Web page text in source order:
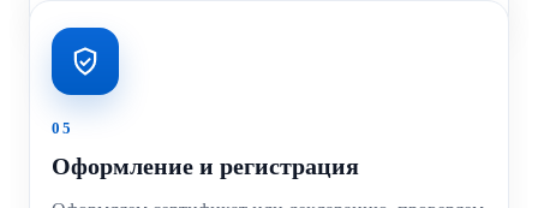
05
Оформление и регистрация